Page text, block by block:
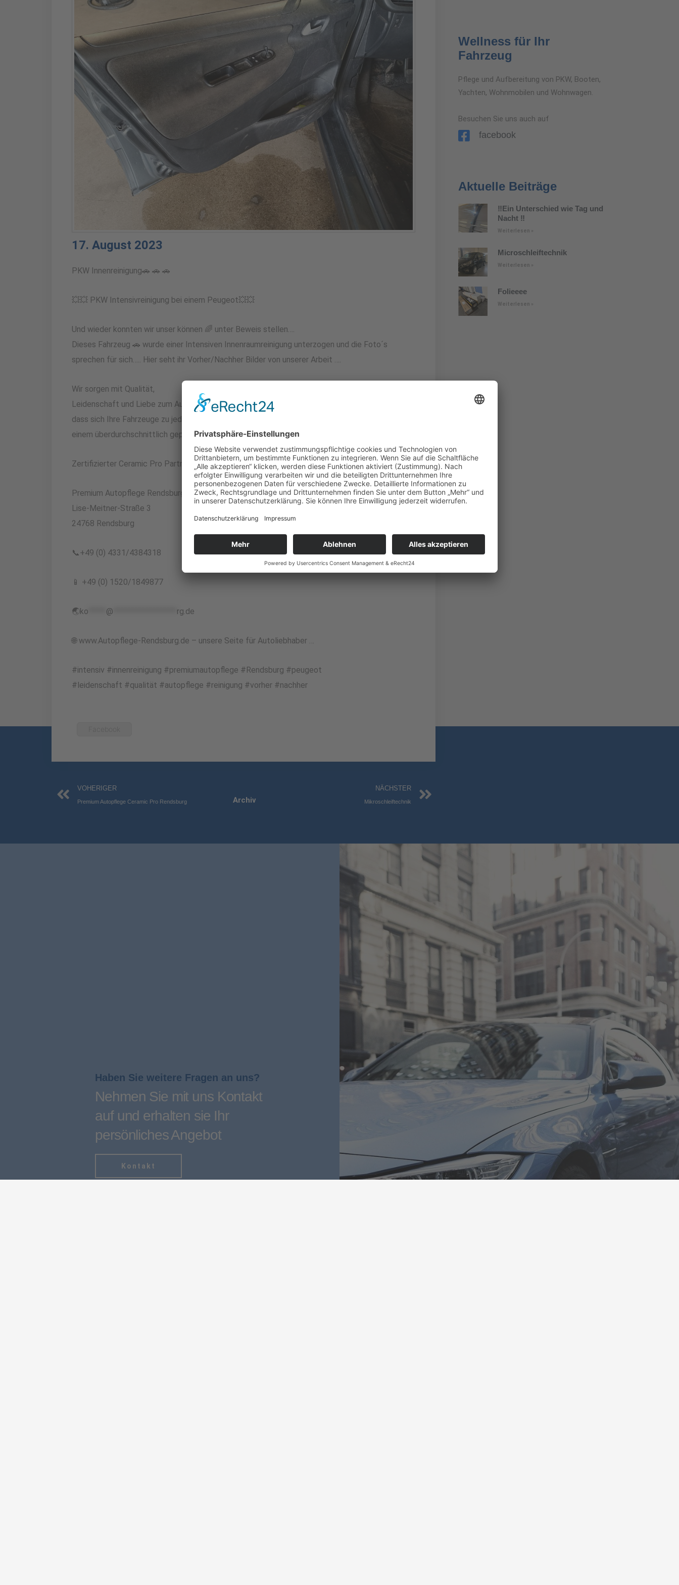
17. August 2023
PKW Innenreinigung🚗 🚗 🚗
💥💥 PKW Intensivreinigung bei einem Peugeot💥💥
Und wieder konnten wir unser können 🌈 unter Beweis stellen….
Dieses Fahrzeug 🚗 wurde einer Intensiven Innenraumreinigung unterzogen und die Foto´s
sprechen für sich….. Hier seht ihr Vorher/Nachher Bilder von unserer Arbeit ….
Wir sorgen mit Qualität,
Leidenschaft und Liebe zum Automobil dafür,
dass sich Ihre Fahrzeuge zu jeder Zeit in
einem überdurchschnittlich gepflegten Zustand befinden.
Zertifizierter Ceramic Pro Partner in Rendsburg und der norddeutschen Region.
Premium Autopflege Rendsburg + Ceramic Pro
Lise-Meitner-Straße 3
24768 Rendsburg
📞+49 (0) 4331/4384318
📱 +49 (0) 1520/1849877
🌏ko @ rg.de
🌐 www.Autopflege-Rendsburg.de – unsere Seite für Autoliebhaber …
#intensiv #innenreinigung #premiumautopflege #Rendsburg #peugeot
#leidenschaft #qualität #autopflege #reinigung #vorher #nachher
Wellness für Ihr
Fahrzeug
Pflege und Aufbereitung von PKW, Booten,
Yachten, Wohnmobilen und Wohnwagen.
Besuchen Sie uns auch auf
facebook
Aktuelle Beiträge
‼️Ein Unterschied wie Tag und
Nacht ‼️
Weiterlesen »
Microschleiftechnik
Weiterlesen »
Folieeee
Weiterlesen »
Archiv
Zurück
VOHERIGER
Premium Autopflege Ceramic Pro Rendsburg
NÄCHSTER
Mikroschleiftechnik
Haben Sie weitere Fragen an uns?
Nehmen Sie mit uns Kontakt
auf und erhalten sie Ihr
persönliches Angebot
Kontakt